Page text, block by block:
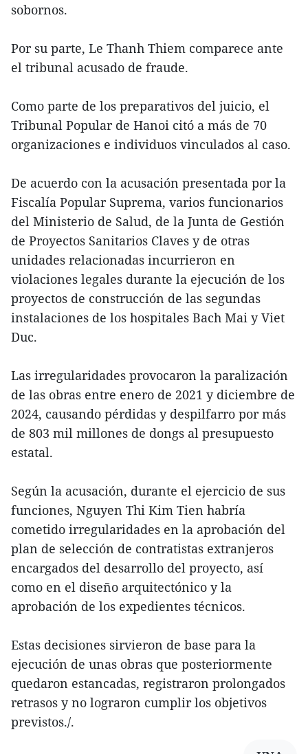
sobornos.
Por su parte, Le Thanh Thiem comparece ante
el tribunal acusado de fraude.
Como parte de los preparativos del juicio, el
Tribunal Popular de Hanoi citó a más de 70
organizaciones e individuos vinculados al caso.
De acuerdo con la acusación presentada por la
Fiscalía Popular Suprema, varios funcionarios
del Ministerio de Salud, de la Junta de Gestión
de Proyectos Sanitarios Claves y de otras
unidades relacionadas incurrieron en
violaciones legales durante la ejecución de los
proyectos de construcción de las segundas
instalaciones de los hospitales Bach Mai y Viet
Duc.
Las irregularidades provocaron la paralización
de las obras entre enero de 2021 y diciembre de
2024, causando pérdidas y despilfarro por más
de 803 mil millones de dongs al presupuesto
estatal.
Según la acusación, durante el ejercicio de sus
funciones, Nguyen Thi Kim Tien habría
cometido irregularidades en la aprobación del
plan de selección de contratistas extranjeros
encargados del desarrollo del proyecto, así
como en el diseño arquitectónico y la
aprobación de los expedientes técnicos.
Estas decisiones sirvieron de base para la
ejecución de unas obras que posteriormente
quedaron estancadas, registraron prolongados
retrasos y no lograron cumplir los objetivos
previstos./.